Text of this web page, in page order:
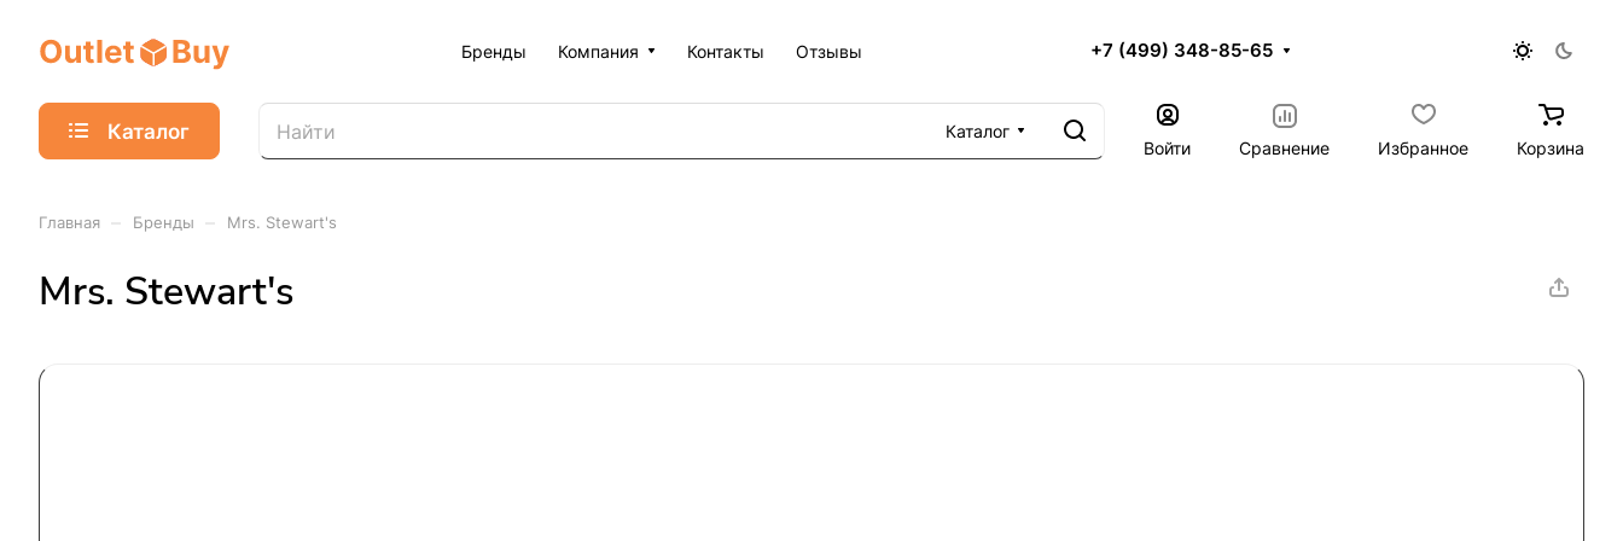
Бренды Компания Контакты Отзывы +7 (499) 348-85-65
Каталог
Каталог
Войти
Сравнение Избранное Корзина
Главная Бренды Mrs. Stewart's
Mrs. Stewart's